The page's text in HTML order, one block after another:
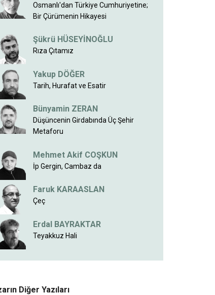
Osmanlı'dan Türkiye Cumhuriyetine;
Bir Çürümenin Hikayesi
Şükrü HÜSEYİNOĞLU
Rıza Çıtamız
Yakup DÖĞER
Tarih, Hurafat ve Esatir
Bünyamin ZERAN
Düşüncenin Girdabında Üç Şehir
Metaforu
Mehmet Akif COŞKUN
İp Gergin, Cambaz da
Faruk KARAASLAN
Çeç
Erdal BAYRAKTAR
Teyakkuz Hali
Diğer Yazıları